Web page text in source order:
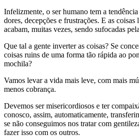
Infelizmente, o ser humano tem a
dores, decepções e frustrações. E as coisas
acabam, muitas vezes, sendo sufocadas
Que tal a gente inverter as coisas? Se
coisas ruins de uma forma tão rápida ao
mochila?
Vamos levar a vida mais leve, com mais
menos cobrança.
Devemos ser misericordiosos e ter
conosco, assim, automaticamente,
se não conseguimos nos tratar com
fazer isso com os outros.